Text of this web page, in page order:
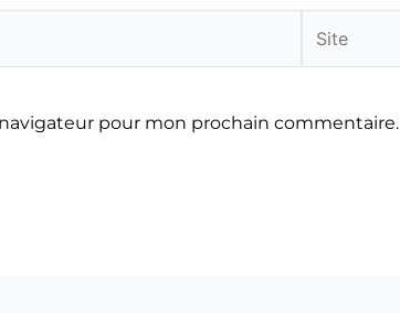
pour mon prochain commentaire.